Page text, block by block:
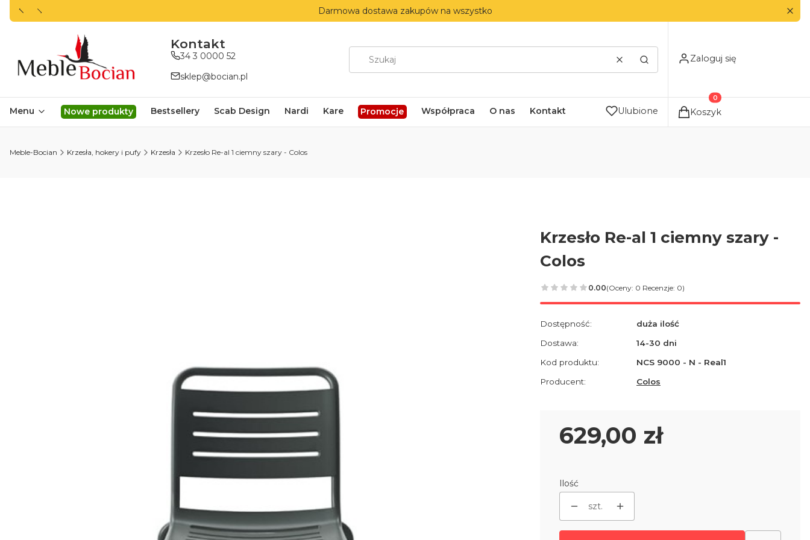
Darmowa dostawa zakupów na wszystko
ㅤㅤㅤㅤㅤㅤㅤㅤKontakt
34 3 0000 52
sklep@bocian.pl
WyczyśćSzukaj
Zaloguj się
Menu Nowe produkty Bestsellery Scab Design Nardi Kare Promocje Współpraca O nas Kontakt Ulubione
Produkty w koszyku: 0.
Koszyk
Meble-Bocian Krzesła, hokery i pufy Krzesła Krzesło Re-al 1 ciemny szary - Colos
Krzesło Re-al 1 ciemny szary -
Colos
0.00(Oceny: 0 Recenzje: 0)
Dostępność:
duża ilość
Dostawa:
14-30 dni
Kod produktu:
NCS 9000 - N - Real1
Producent:
Colos
Cena
629,00 zł
Ilość
szt.